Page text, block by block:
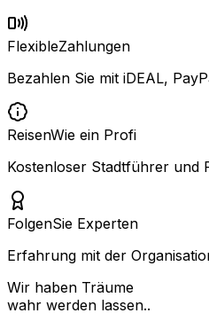
FlexibleZahlungen
Bezahlen Sie mit iDEAL,
ReisenWie ein Profi
Kostenloser Stadtführer und
FolgenSie Experten
Erfahrung mit der
Wir haben Träume
wahr werden lassen..